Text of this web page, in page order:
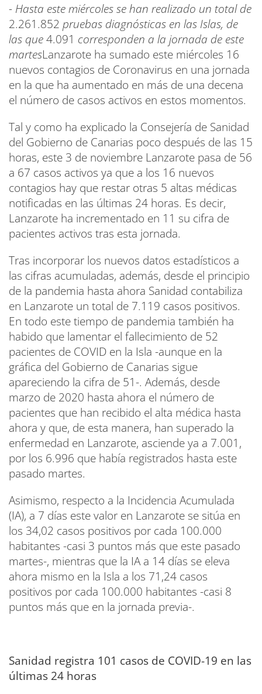
- Hasta este miércoles se han realizado un total de
2.261.852 pruebas diagnósticas en las Islas, de
las que4.091 corresponden a la jornada de este
martesLanzarote ha sumado este miércoles 16
nuevos contagios de Coronavirus en una jornada
en la que ha aumentado en más de una decena
el número de casos activos en estos momentos.
Tal y como ha explicado la Consejería de Sanidad
del Gobierno de Canarias poco después de las 15
horas, este 3 de noviembre Lanzarote pasa de 56
a 67 casos activos ya que a los 16 nuevos
contagios hay que restar otras 5 altas médicas
notificadas en las últimas 24 horas. Es decir,
Lanzarote ha incrementado en 11 su cifra de
pacientes activos tras esta jornada.
Tras incorporar los nuevos datos estadísticos a
las cifras acumuladas, además, desde el principio
de la pandemia hasta ahora Sanidad contabiliza
en Lanzarote un total de 7.119 casos positivos.
En todo este tiempo de pandemia también ha
habido que lamentar el fallecimiento de 52
pacientes de COVID en la Isla -aunque en la
gráfica del Gobierno de Canarias sigue
apareciendo la cifra de 51-. Además, desde
marzo de 2020 hasta ahora el número de
pacientes que han recibido el alta médica hasta
ahora y que, de esta manera, han superado la
enfermedad en Lanzarote, asciende ya a 7.001,
por los 6.996 que había registrados hasta este
pasado martes.
Asimismo, respecto a la Incidencia Acumulada
(IA), a 7 días este valor en Lanzarote se sitúa en
los 34,02 casos positivos por cada 100.000
habitantes -casi 3 puntos más que este pasado
martes-, mientras que la IA a 14 días se eleva
ahora mismo en la Isla a los 71,24 casos
positivos por cada 100.000 habitantes -casi 8
puntos más que en la jornada previa-.
Sanidad registra 101 casos de COVID-19 en las
últimas 24 horas